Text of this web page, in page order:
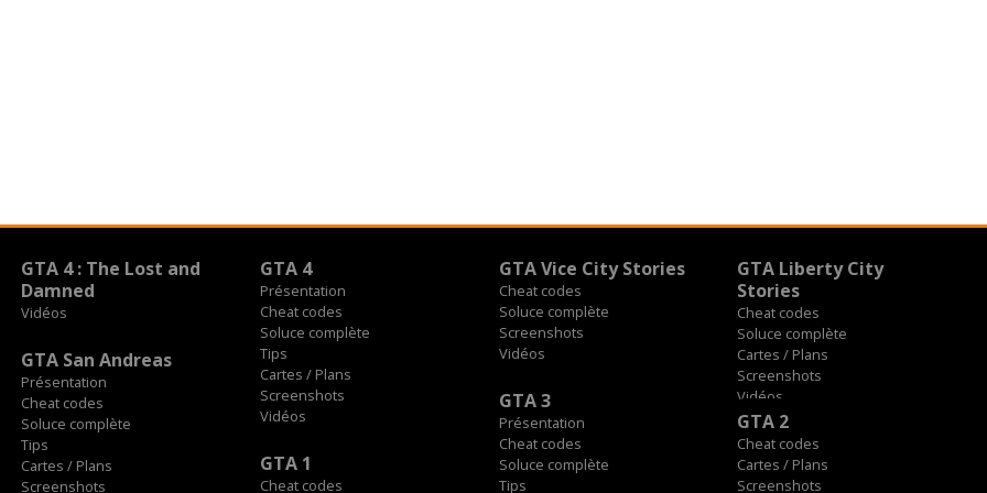
GTA 4 : The Lost and
Damned
Vidéos
GTA 4
Présentation
Cheat codes
Soluce complète
Tips
Cartes / Plans
Screenshots
Vidéos
GTA Vice City Stories
Cheat codes
Soluce complète
Screenshots
Vidéos
GTA Liberty City
Stories
Cheat codes
Soluce complète
Cartes / Plans
Screenshots
Vidéos
GTA San Andreas
Présentation
Cheat codes
Soluce complète
Tips
Cartes / Plans
Screenshots
GTA 3
Présentation
Cheat codes
Soluce complète
Tips
GTA 2
Cheat codes
Cartes / Plans
Screenshots
GTA 1
Cheat codes